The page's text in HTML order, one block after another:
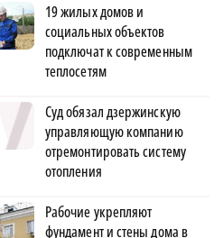
19 жилых домов и
социальных объектов
подключат к современным
теплосетям
Суд обязал дзержинскую
управляющую компанию
отремонтировать систему
отопления
Рабочие укрепляют
фундамент и стены дома в